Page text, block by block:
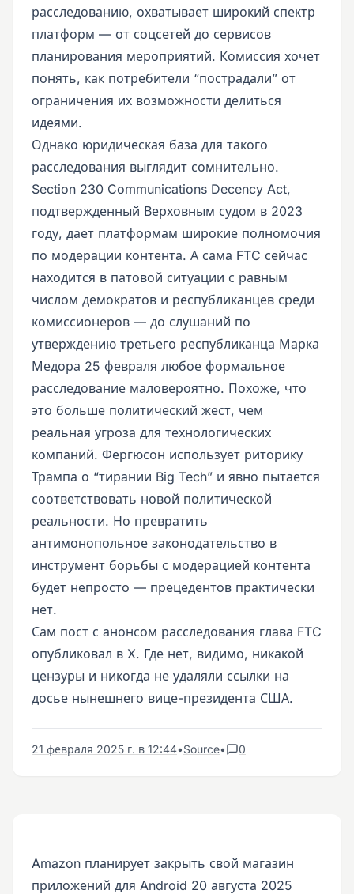
расследованию, охватывает широкий спектр
платформ — от соцсетей до сервисов
планирования мероприятий. Комиссия хочет
понять, как потребители “пострадали” от
ограничения их возможности делиться
идеями.
Однако юридическая база для такого
расследования выглядит сомнительно.
Section 230 Communications Decency Act,
подтвержденный Верховным судом в 2023
году, дает платформам широкие полномочия
по модерации контента. А сама FTC сейчас
находится в патовой ситуации с равным
числом демократов и республиканцев среди
комиссионеров — до слушаний по
утверждению третьего республиканца Марка
Медора 25 февраля любое формальное
расследование маловероятно. Похоже, что
это больше политический жест, чем
реальная угроза для технологических
компаний. Фергюсон использует риторику
Трампа о “тирании Big Tech” и явно пытается
соответствовать новой политической
реальности. Но превратить
антимонопольное законодательство в
инструмент борьбы с модерацией контента
будет непросто — прецедентов практически
нет.
Сам пост с анонсом расследования глава FTC
опубликовал в X. Где нет, видимо, никакой
цензуры и никогда не удаляли ссылки на
досье нынешнего вице-президента США.
21 февраля 2025 г. в 12:44•Source• 0
Amazon планирует закрыть свой магазин
приложений для Android 20 августа 2025